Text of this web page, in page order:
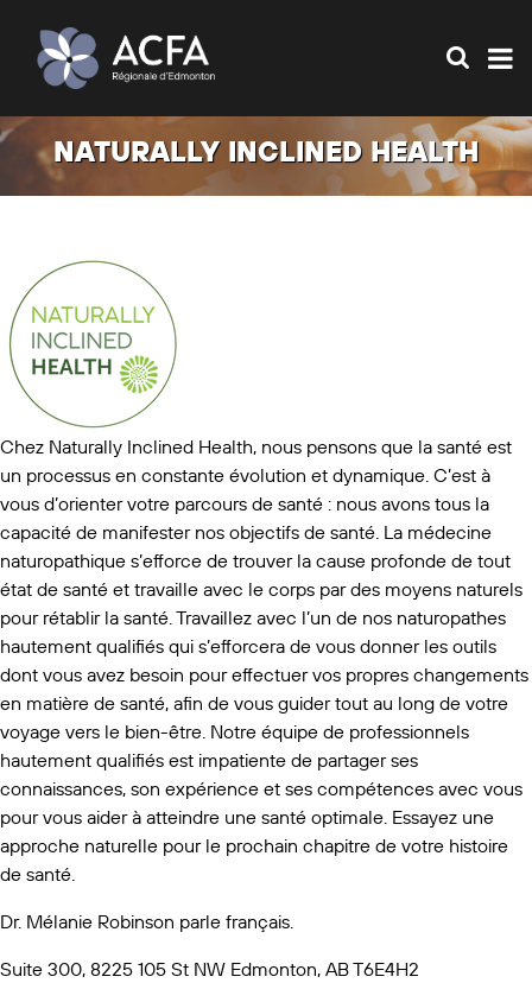
NATURALLY INCLINED HEALTH
Chez Naturally Inclined Health, nous pensons que la santé est
un processus en constante évolution et dynamique. C’est à
vous d’orienter votre parcours de santé : nous avons tous la
capacité de manifester nos objectifs de santé. La médecine
naturopathique s’efforce de trouver la cause profonde de tout
état de santé et travaille avec le corps par des moyens naturels
pour rétablir la santé. Travaillez avec l’un de nos naturopathes
hautement qualifiés qui s’efforcera de vous donner les outils
dont vous avez besoin pour effectuer vos propres changements
en matière de santé, afin de vous guider tout au long de votre
voyage vers le bien-être. Notre équipe de professionnels
hautement qualifiés est impatiente de partager ses
connaissances, son expérience et ses compétences avec vous
pour vous aider à atteindre une santé optimale. Essayez une
approche naturelle pour le prochain chapitre de votre histoire
de santé.
Dr. Mélanie Robinson parle français.
Suite 300, 8225 105 St NW Edmonton, AB T6E4H2